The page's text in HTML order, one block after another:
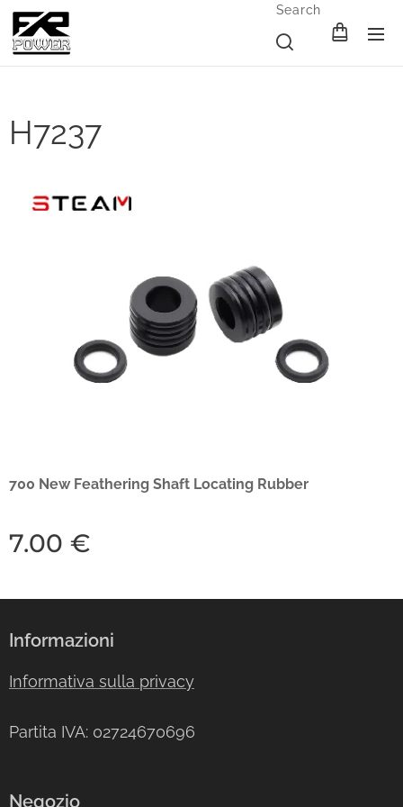
Search
H7237
700 New Feathering Shaft Locating Rubber
7.00 €
Informazioni
Informativa sulla privacy
Partita IVA: 02724670696
Negozio